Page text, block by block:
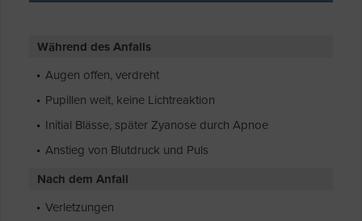
Während des Anfalls
Augen offen, verdreht
Pupillen weit, keine Lichtreaktion
Initial Blässe, später Zyanose durch Apnoe
Anstieg von Blutdruck und Puls
Nach dem Anfall
Verletzungen